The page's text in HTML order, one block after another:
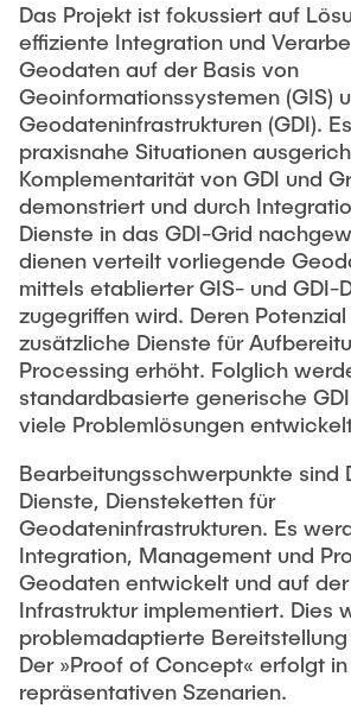
Das Projekt ist fokussiert auf
effiziente Integration und
Geodaten auf der Basis von
Geoinformationssystemen (GIS)
Geodateninfrastrukturen (GDI).
praxisnahe Situationen
Komplementarität von GDI und
demonstriert und durch
Dienste in das GDI-Grid
dienen verteilt vorliegende
mittels etablierter GIS- und GDI-
zugegriffen wird. Deren
zusätzliche Dienste für
Processing erhöht. Folglich
standardbasierte generische
viele Problemlösungen
Bearbeitungsschwerpunkte sind
Dienste, Diensteketten für
Geodateninfrastrukturen. Es
Integration, Management und
Geodaten entwickelt und auf
Infrastruktur implementiert. Dies
problemadaptierte
Der »Proof of Concept« erfolgt
repräsentativen Szenarien.